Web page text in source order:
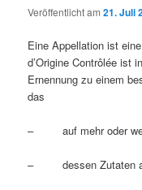
Veröffentlicht am21. Juli
Eine Appellation ist
d’Origine Contrôlée ist
Ernennung zu einem
das
– auf mehr oder
– dessen Zutaten